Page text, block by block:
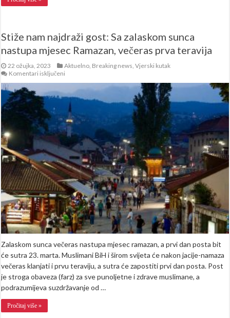
Stiže nam najdraži gost: Sa zalaskom sunca
nastupa mjesec Ramazan, večeras prva teravija
22 ožujka, 2023 Aktuelno Breaking news ,Vjerski kutak
Komentari isključeni
najdraži
gost:
Sa
zalaskom
sunca
nastupa
mjesec
Ramazan,
večeras
prva
teravija
Zalaskom sunca večeras nastupa mjesec ramazan, a prvi dan posta bit
će sutra 23. marta. Muslimani BiH i širom svijeta će nakon jacije-namaza
večeras klanjati i prvu teraviju, a sutra će zapostiti prvi dan posta. Post
je stroga obaveza (farz) za sve punoljetne i zdrave muslimane, a
podrazumijeva suzdržavanje od …
Pročitaj više »